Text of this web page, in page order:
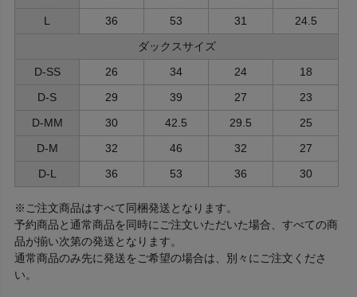
L
36 53 31
24.5
ダックスサイズ
D-SS
26 34 24
18
D-S
29 39 27
23
D-MM
30 42.5 29.5
25
D-M
32 46 32
27
D-L
36 53 36 30
※ご注文商品はすべて同梱発送となります。
予約商品と通常商品を同時にご注文いただいた場合、すべての商
品が揃い次第の発送となります。
通常商品のみ先に発送をご希望の場合は、別々にご注文くださ
い。